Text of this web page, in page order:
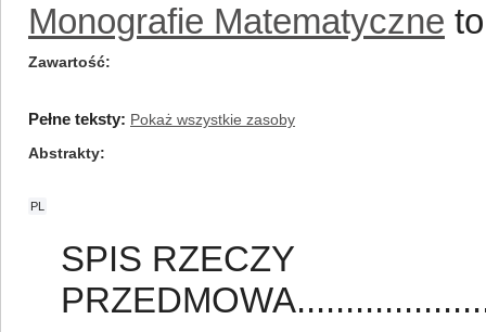
Monografie Matematyczne
Zawartość
Pełne teksty: Pokaż wszystkie zasoby
Abstrakty
PL
SPIS RZECZY